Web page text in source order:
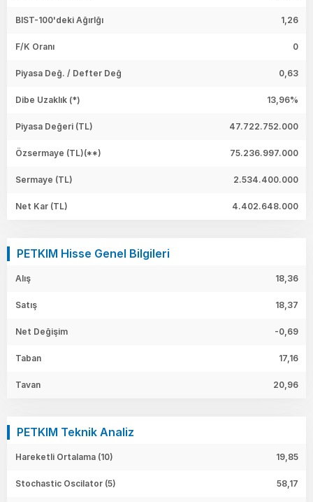
BIST-100'deki Ağırlğı 1,26
F/K Oranı 0
Piyasa Değ. / Defter Değ 0,63
Dibe Uzaklık (*) 13,96%
Piyasa Değeri (TL) 47.722.752.000
Özsermaye (TL)(**) 75.236.997.000
Sermaye (TL) 2.534.400.000
Net Kar (TL) 4.402.648.000
PETKIM Hisse Genel Bilgileri
Alış 18,36
Satış 18,37
Net Değişim -0,69
Taban 17,16
Tavan 20,96
PETKIM Teknik Analiz
Hareketli Ortalama (10) 19,85
Stochastic Oscilator (5) 58,17